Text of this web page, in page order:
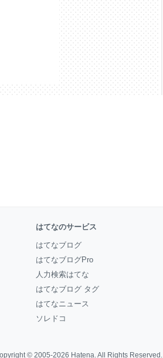
はてなのサービス
はてなブログ
はてなブログPro
人力検索はてな
はてなブログ タグ
はてなニュース
ソレドコ
© 2005-2026 Hatena. All Rights Reserved.